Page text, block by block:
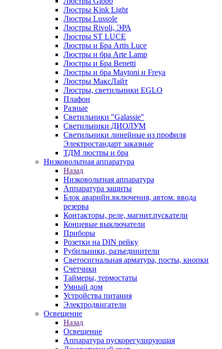
Люстры Kink Light
Люстры Lussole
Люстры Rivoli, ЭРА
Люстры ST LUCE
Люстры и Бра Artis Luce
Люстры и бра Arte Lamp
Люстры и Бра Benetti
Люстры и бра Maytoni и Freya
Люстры МаксЛайт
Люстры, светильники EGLO
Плафон
Разные
Светильники "Galassie"
Светильники ДИОЛУМ
Светильники линейные из профиля
Электростандарт заказные
ТДМ люстры и бра
Низковольтная аппаратура
Назад
Низковольтная аппаратура
Аппаратура защиты
Блок аварийн.включения, автом. ввода
резерва
Контакторы, реле, магнит.пускатели
Концевые выключатели
Приборы
Розетки на DIN рейку
Рубильники, разъединители
Светосигнальная арматура, посты, кнопки
Счетчики
Таймеры, термостаты
Умный дом
Устройства питания
Электродвигатели
Освещение
Назад
Освещение
Аппаратура пускорегулирующая